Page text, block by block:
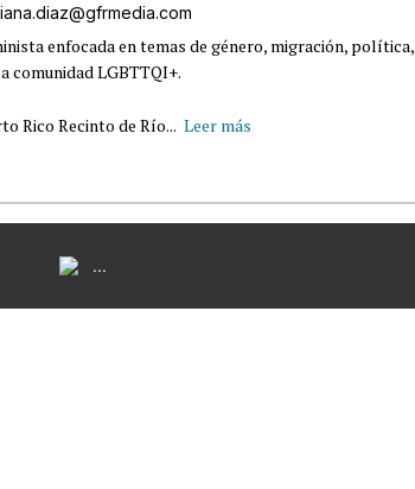
enfocada en temas de género, migración, política,
comunidad LGBTTQI+.
Rico Recinto de Río... Leer más
...